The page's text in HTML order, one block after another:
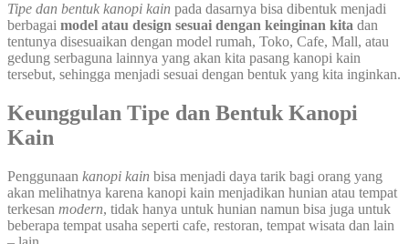
Tipe dan bentuk kanopi kain pada dasarnya bisa dibentuk menjadi
berbagai model atau design sesuai dengan keinginan kita dan
tentunya disesuaikan dengan model rumah, Toko, Cafe, Mall, atau
gedung serbaguna lainnya yang akan kita pasang kanopi kain
tersebut, sehingga menjadi sesuai dengan bentuk yang kita inginkan.
Keunggulan Tipe dan Bentuk Kanopi
Kain
Penggunaan kanopi kain bisa menjadi daya tarik bagi orang yang
akan melihatnya karena kanopi kain menjadikan hunian atau tempat
terkesan modern, tidak hanya untuk hunian namun bisa juga untuk
beberapa tempat usaha seperti cafe, restoran, tempat wisata dan lain